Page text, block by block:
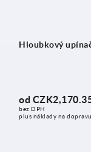
Hloubkový
od
bez DPH
plus náklady na dopravu